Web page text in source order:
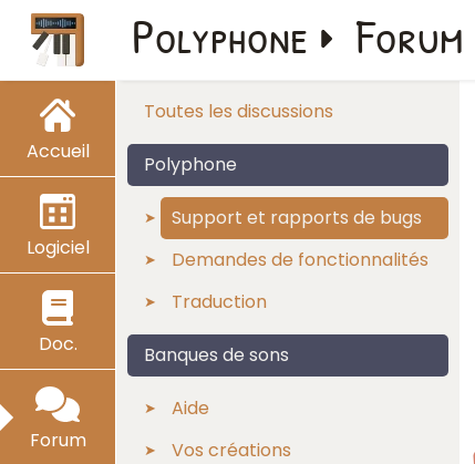
Accueil
Logiciel
Doc.
Forum
Polyphone Forum
Toutes les discussions
Polyphone
Support et rapports de bugs
Demandes de fonctionnalités
Traduction
Banques de sons
Aide
Vos créations